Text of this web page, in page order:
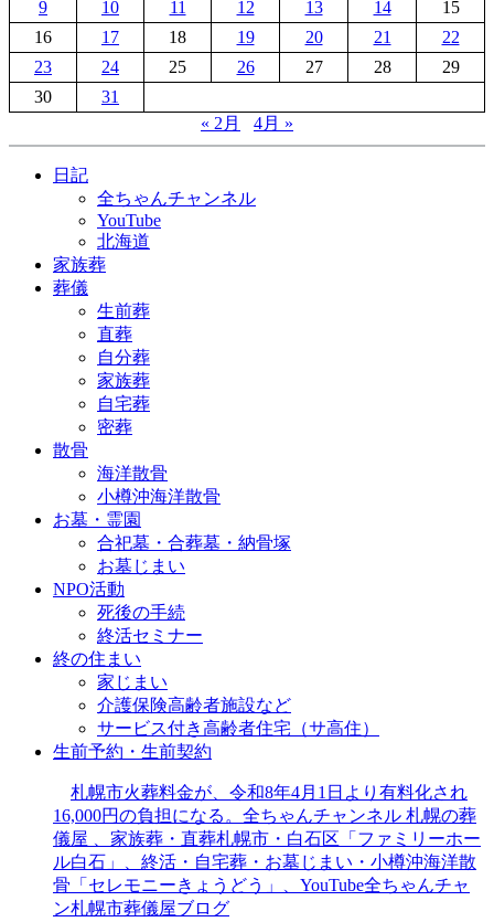
9
10 11 12 13 14
15
16
17 18 19 20 21
22
23
24 25 26 27 28
29
30
31
« 2月
4月 »
日記
全ちゃんチャンネル
YouTube
北海道
家族葬
葬儀
生前葬
直葬
自分葬
家族葬
自宅葬
密葬
散骨
海洋散骨
小樽沖海洋散骨
お墓・霊園
合祀墓・合葬墓・納骨塚
お墓じまい
NPO活動
死後の手続
終活セミナー
終の住まい
家じまい
介護保険高齢者施設など
サービス付き高齢者住宅（サ高住）
生前予約・生前契約
札幌市火葬料金が、令和8年4月1日より有料化され
16,000円の負担になる。全ちゃんチャンネル 札幌の葬
儀屋 、家族葬・直葬札幌市・白石区「ファミリーホー
ル白石」、終活・自宅葬・お墓じまい・小樽沖海洋散
骨「セレモニーきょうどう」、YouTube全ちゃんチャ
ン札幌市葬儀屋ブログ